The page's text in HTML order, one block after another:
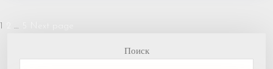
Пагинация
Page
1 Page
…
Поиск